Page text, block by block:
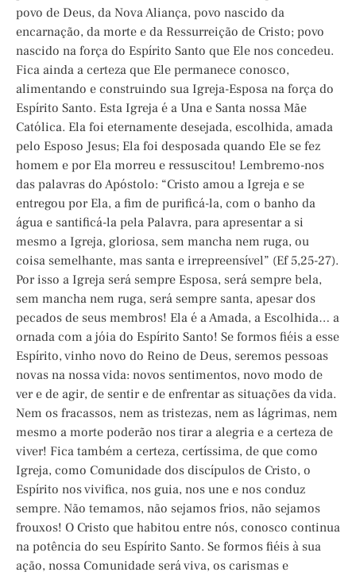
povo de Deus, da Nova Aliança, povo nascido da
encarnação, da morte e da Ressurreição de Cristo; povo
nascido na força do Espírito Santo que Ele nos concedeu.
Fica ainda a certeza que Ele permanece conosco,
alimentando e construindo sua Igreja-Esposa na força do
Espírito Santo. Esta Igreja é a Una e Santa nossa Mãe
Católica. Ela foi eternamente desejada, escolhida, amada
pelo Esposo Jesus; Ela foi desposada quando Ele se fez
homem e por Ela morreu e ressuscitou! Lembremo-nos
das palavras do Apóstolo: “Cristo amou a Igreja e se
entregou por Ela, a fim de purificá-la, com o banho da
água e santificá-la pela Palavra, para apresentar a si
mesmo a Igreja, gloriosa, sem mancha nem ruga, ou
coisa semelhante, mas santa e irrepreensível” (Ef 5,25-27).
Por isso a Igreja será sempre Esposa, será sempre bela,
sem mancha nem ruga, será sempre santa, apesar dos
pecados de seus membros! Ela é a Amada, a Escolhida… a
ornada com a jóia do Espírito Santo! Se formos fiéis a esse
Espírito, vinho novo do Reino de Deus, seremos pessoas
novas na nossa vida: novos sentimentos, novo modo de
ver e de agir, de sentir e de enfrentar as situações da vida.
Nem os fracassos, nem as tristezas, nem as lágrimas, nem
mesmo a morte poderão nos tirar a alegria e a certeza de
viver! Fica também a certeza, certíssima, de que como
Igreja, como Comunidade dos discípulos de Cristo, o
Espírito nos vivifica, nos guia, nos une e nos conduz
sempre. Não temamos, não sejamos frios, não sejamos
frouxos! O Cristo que habitou entre nós, conosco continua
na potência do seu Espírito Santo. Se formos fiéis à sua
ação, nossa Comunidade será viva, os carismas e